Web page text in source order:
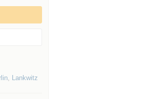
, Lankwitz